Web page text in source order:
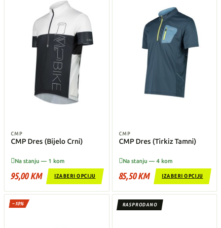
CMP
CMP Dres (Bijelo Crni)
Na stanju — 1 kom
95,00 KM IZABERI OPCIJU
CMP
CMP Dres (Tirkiz Tamni)
Na stanju — 4 kom
85,50 KM IZABERI OPCIJU
−10% RASPRODANO